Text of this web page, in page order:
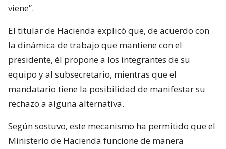
viene”.
El titular de Hacienda explicó que, de acuerdo con
la dinámica de trabajo que mantiene con el
presidente, él propone a los integrantes de su
equipo y al subsecretario, mientras que el
mandatario tiene la posibilidad de manifestar su
rechazo a alguna alternativa.
Según sostuvo, este mecanismo ha permitido que el
Ministerio de Hacienda funcione de manera